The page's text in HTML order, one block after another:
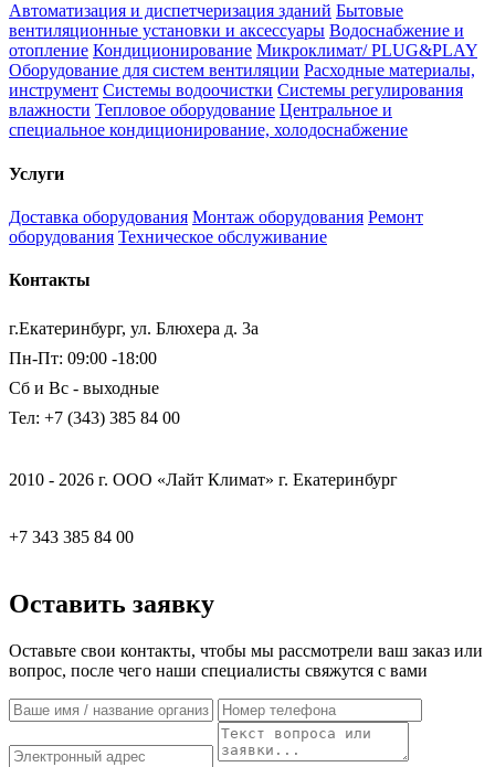
Автоматизация и диспетчеризация зданий Бытовые
вентиляционные установки и аксессуары Водоснабжение и
отопление Кондиционирование Микроклимат/ PLUG&PLAY
Оборудование для систем вентиляции Расходные материалы,
инструмент Системы водоочистки Системы регулирования
влажности Тепловое оборудование Центральное и
специальное кондиционирование, холодоснабжение
Услуги
Доставка оборудования Монтаж оборудования Ремонт
оборудования Техническое обслуживание
Контакты
г.Екатеринбург, ул. Блюхера д. 3а
Пн-Пт: 09:00 -18:00
Сб и Вс - выходные
Тел: +7 (343) 385 84 00
2010 - 2026 г. ООО «Лайт Климат» г. Екатеринбург
+7 343 385 84 00
Оставить заявку
Оставьте свои контакты, чтобы мы рассмотрели ваш заказ или
вопрос, после чего наши специалисты свяжутся с вами